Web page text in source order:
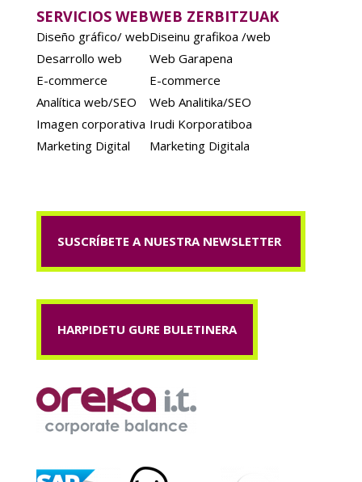
SERVICIOS WEB
Diseño gráfico/ web
Desarrollo web
E-commerce
Analítica web/SEO
Imagen corporativa
Marketing Digital
WEB ZERBITZUAK
Diseinu grafikoa /web
Web Garapena
E-commerce
Web Analitika/SEO
Irudi Korporatiboa
Marketing Digitala
SUSCRÍBETE A NUESTRA NEWSLETTER
HARPIDETU GURE BULETINERA